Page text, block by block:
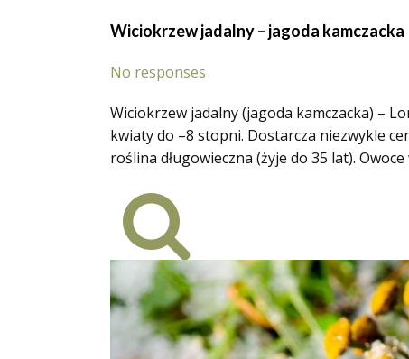
Wiciokrzew jadalny – jagoda kamczacka
No responses
Wiciokrzew jadalny (jagoda kamczacka) –
kwiaty do –8 stopni. Dostarcza niezwykle
roślina długowieczna (żyje do 35 lat).